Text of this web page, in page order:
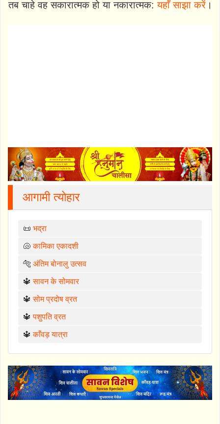
तब चाहे वह सकारात्मक हो या नकारात्मक:यहाँ साझा करें।
आगामी त्योहार
📜 भद्रा
🐚कामिका एकादशी
🐅 अंतिम बोनालु उत्सव
🔱सावन के सोमवार
🔱सोम प्रदोष व्रत
🔱पशुपति व्रत
🔱काँवड़ यात्रा